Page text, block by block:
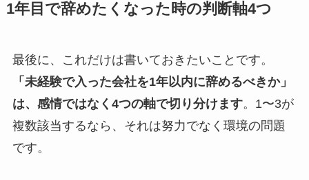
1年目で辞めたくなった時の判断軸4つ
最後に、これだけは書いておきたいことです。
「未経験で入った会社を1年以内に辞めるべきか」
は、感情ではなく4つの軸で切り分けます。1〜3が
複数該当するなら、それは努力でなく環境の問題
です。